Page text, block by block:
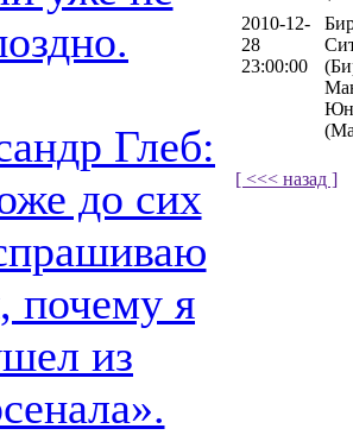
Глеб:
до сих
почему я
из
2010-12-
28
23:00:00
[ <<< назад ]